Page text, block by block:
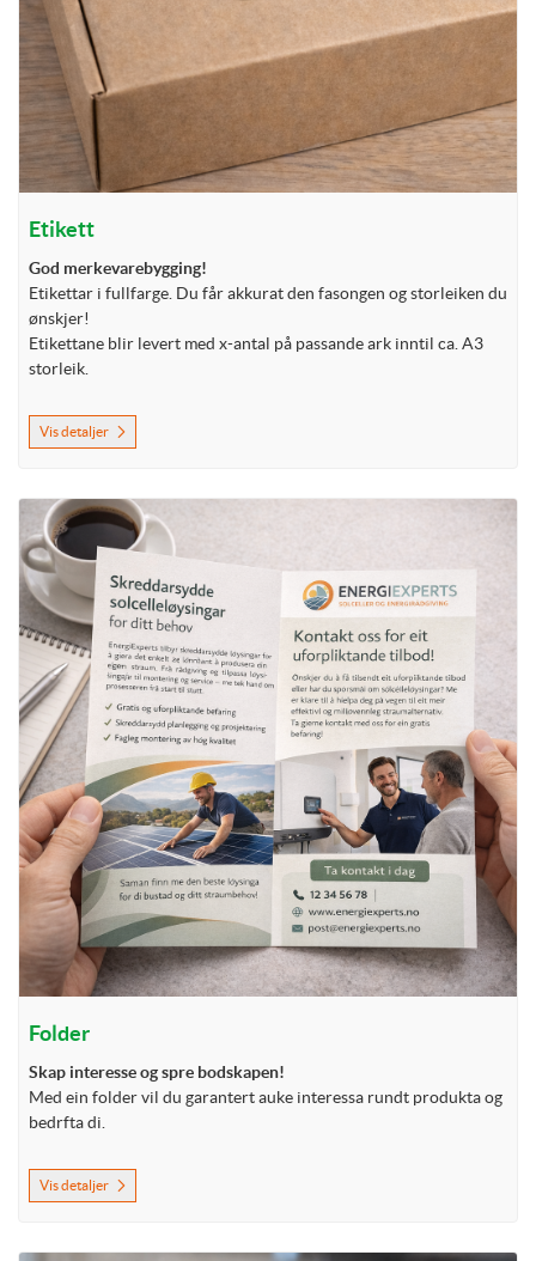
Etikett
God merkevarebygging!
Etikettar i fullfarge. Du får akkurat den fasongen og storleiken du
ønskjer!
Etikettane blir levert med x-antal på passande ark inntil ca. A3
storleik.
Vis detaljer
Folder
Skap interesse og spre bodskapen!
Med ein folder vil du garantert auke interessa rundt produkta og
bedrfta di.
Vis detaljer
Vis detaljer Folder